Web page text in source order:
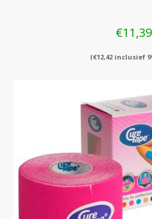
€11,39
(€12,42 inclusief